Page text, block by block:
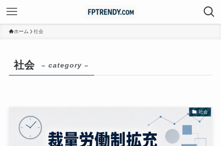
ホーム 社会
社会 – category –
社会